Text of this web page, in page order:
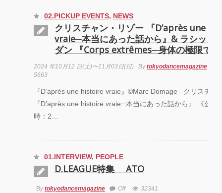
02.PICKUP EVENTS, NEWS
クリスチャン・リゾー 『D’après une
vraie─本当にあった話から』& ラシッド
ダン 『Corps extrêmes─身体の極限で
2024 年10月12 日(土)〜11月03日(日) Bytokyodancemagazine
5663
『D’après une histoire vraie』©Marc Domage クリスチャ
『D’après une histoire vraie─本当にあった話から』 《公演
時：2…
01.INTERVIEW, PEOPLE
D.LEAGUE特集 ATO
Bytokyodancemagazine Off 32341